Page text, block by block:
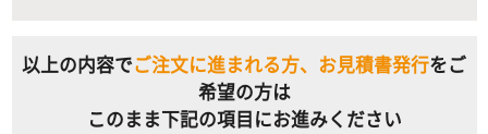
以上の内容でご注文に進まれる方、お見積書発行をご
希望の方は
このまま下記の項目にお進みください